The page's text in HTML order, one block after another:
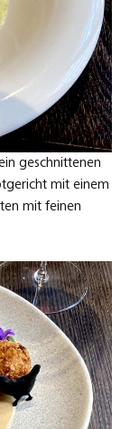
geschnittenen
mit einem
mit feinen